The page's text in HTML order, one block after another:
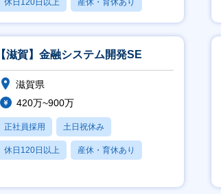
休日120日以上 産休・育休あり
月残業20時間以内
【滋賀】金融システム開発SE
滋賀県
420万~900万
正社員採用 土日祝休み
休日120日以上 産休・育休あり